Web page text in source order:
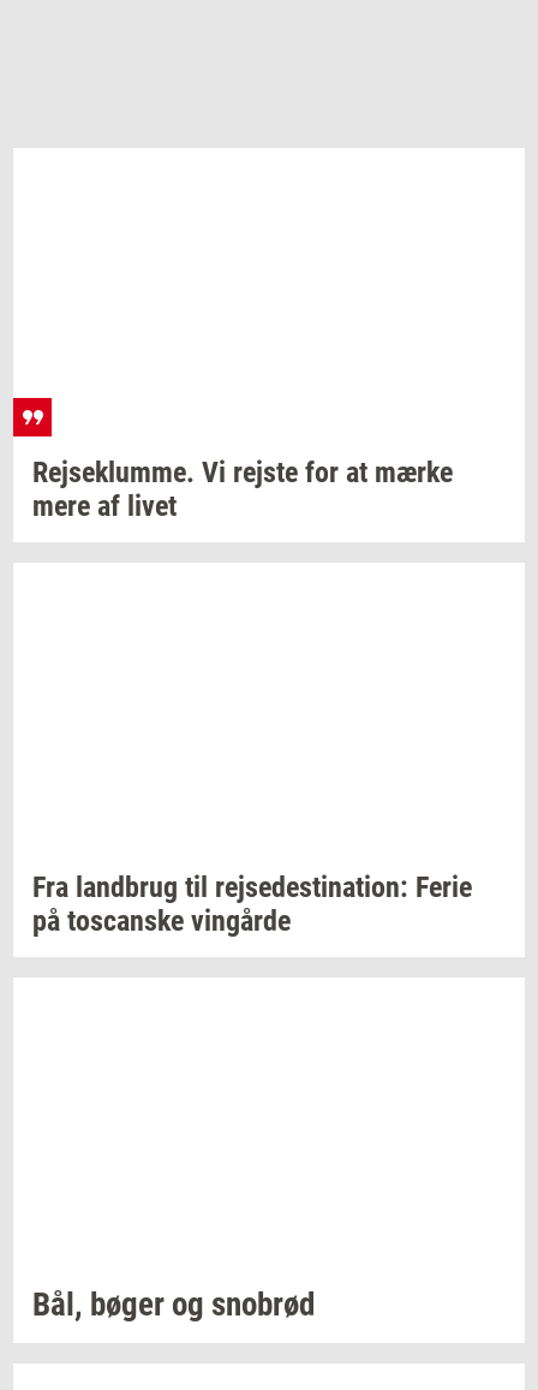
Rej­se­klum­me. Vi rej­ste for at mærke
mere af livet
Fra land­brug til rej­se­desti­na­tion: Ferie
på toscan­ske vin­går­de
Bål, bøger og sno­brød